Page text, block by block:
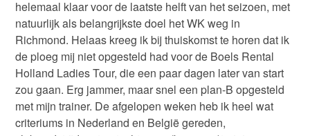
helemaal klaar voor de laatste helft van het seizoen, met
natuurlijk als belangrijkste doel het WK weg in
Richmond. Helaas kreeg ik bij thuiskomst te horen dat ik
de ploeg mij niet opgesteld had voor de Boels Rental
Holland Ladies Tour, die een paar dagen later van start
zou gaan. Erg jammer, maar snel een plan-B opgesteld
met mijn trainer. De afgelopen weken heb ik heel wat
criteriums in Nederland en België gereden,